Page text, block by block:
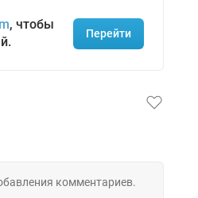
, чтобы
Перейти